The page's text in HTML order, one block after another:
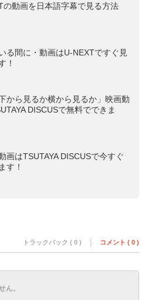
の動画を日本語字幕で見る方法
る間に・動画はU-NEXTですぐ見
！
から見るか横から見るか」映画動
DISCUSで無料でできま
画はTSUTAYA DISCUSで今すぐ
す！
トラックバック ( 0 ) コメント ( 0 )
ん。